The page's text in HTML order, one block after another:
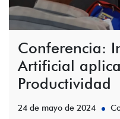
Conferencia:
Artificial
Productividad
24 de mayo de 2024